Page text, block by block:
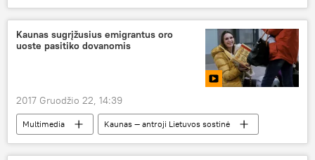
Kaunas sugrįžusius emigrantus oro
uoste pasitiko dovanomis
2017 Gruodžio 22, 14:39
Multimedia
Kaunas — antroji Lietuvos sostinė
Po lėktuvo sparnu: Lietuvos oro uostai